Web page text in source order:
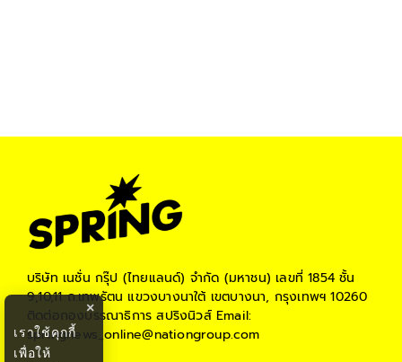
บริษัท เนชั่น กรุ๊ป (ไทยแลนด์) จำกัด (มหาชน) เลขที่ 1854 ชั้น
9,10,11 ถ.เทพรัตน แขวงบางนาใต้ เขตบางนา, กรุงเทพฯ 10260
ติดต่อกองบรรณาธิการ สปริงนิวส์Email:
springnews_online@nationgroup.com
×
เราใช้คุกกี้
เพื่อให้